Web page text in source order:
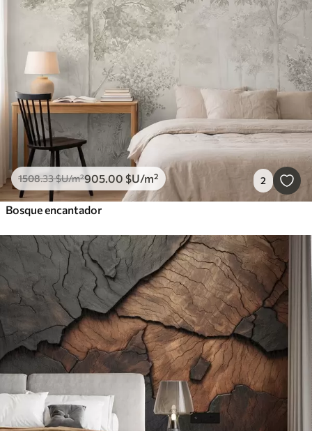
Inteligente
Borrar todos los filtros
1508.33$U/m²905.00 $U/m² 2
Bosque encantador